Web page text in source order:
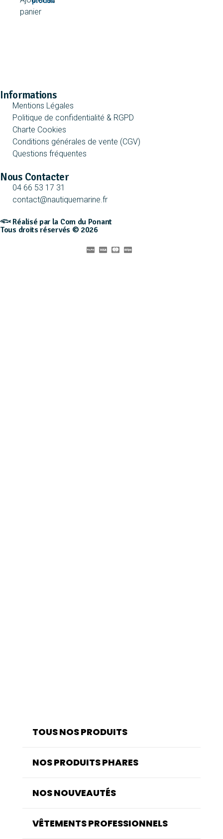
panier
Informations
Mentions Légales
Politique de confidentialité & RGPD
Charte Cookies
Conditions générales de vente (CGV)
Questions fréquentes
Nous Contacter
04 66 53 17 31
contact@nautiquemarine.fr
𓆟 Réalisé par la Com du Ponant
Tous droits réservés © 2026
TOUS NOS PRODUITS
NOS PRODUITS PHARES
NOS NOUVEAUTÉS
VÊTEMENTS PROFESSIONNELS